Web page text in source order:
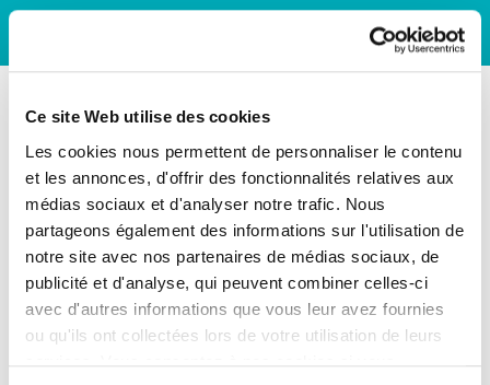
Ce site Web utilise des cookies
Les cookies nous permettent de personnaliser le contenu
et les annonces, d'offrir des fonctionnalités relatives aux
médias sociaux et d'analyser notre trafic. Nous
partageons également des informations sur l'utilisation de
notre site avec nos partenaires de médias sociaux, de
publicité et d'analyse, qui peuvent combiner celles-ci
avec d'autres informations que vous leur avez fournies
ou qu'ils ont collectées lors de votre utilisation de leurs